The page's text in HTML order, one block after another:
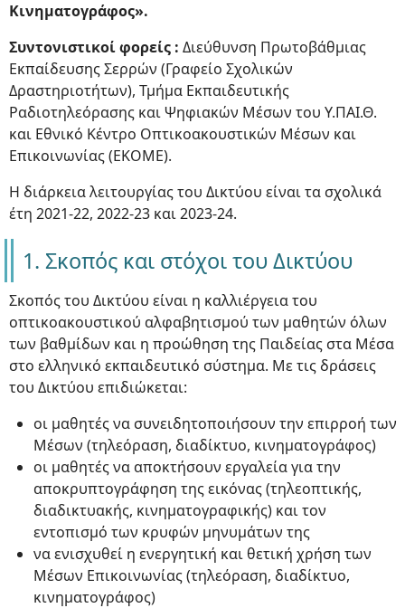
Κινηματογράφος».
Συντονιστικοί φορείς : Διεύθυνση Πρωτοβάθμιας
Εκπαίδευσης Σερρών (Γραφείο Σχολικών
Δραστηριοτήτων), Τμήμα Εκπαιδευτικής
Ραδιοτηλεόρασης και Ψηφιακών Μέσων του Υ.ΠΑΙ.Θ.
και Εθνικό Κέντρο Οπτικοακουστικών Μέσων και
Επικοινωνίας (ΕΚΟΜΕ).
Η διάρκεια λειτουργίας του Δικτύου είναι τα σχολικά
έτη 2021-22, 2022-23 και 2023-24.
1. Σκοπός και στόχοι του Δικτύου
Σκοπός του Δικτύου είναι η καλλιέργεια του
οπτικοακουστικού αλφαβητισμού των μαθητών όλων
των βαθμίδων και η προώθηση της Παιδείας στα Μέσα
στο ελληνικό εκπαιδευτικό σύστημα. Με τις δράσεις
του Δικτύου επιδιώκεται:
οι μαθητές να συνειδητοποιήσουν την επιρροή των
Μέσων (τηλεόραση, διαδίκτυο, κινηματογράφος)
οι μαθητές να αποκτήσουν εργαλεία για την
αποκρυπτογράφηση της εικόνας (τηλεοπτικής,
διαδικτυακής, κινηματογραφικής) και τον
εντοπισμό των κρυφών μηνυμάτων της
να ενισχυθεί η ενεργητική και θετική χρήση των
Μέσων Επικοινωνίας (τηλεόραση, διαδίκτυο,
κινηματογράφος)